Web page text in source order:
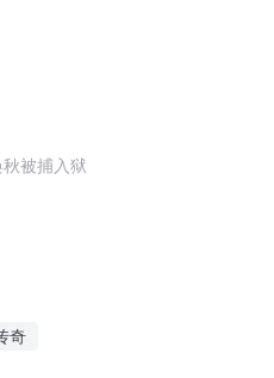
被捕入狱
奇